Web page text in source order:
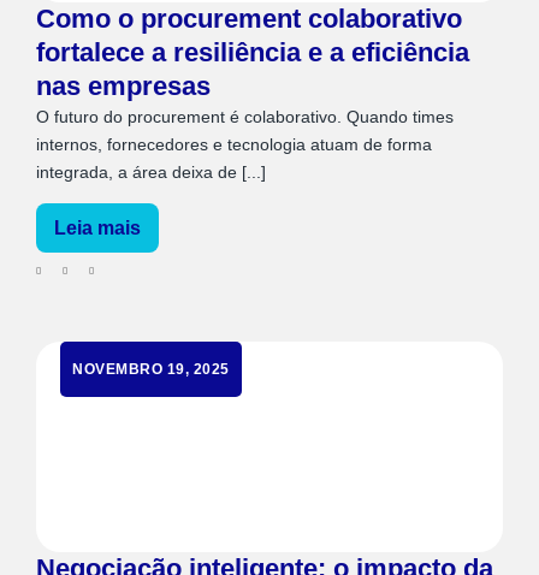
Como o procurement colaborativo
fortalece a resiliência e a eficiência
nas empresas
O futuro do procurement é colaborativo. Quando times
internos, fornecedores e tecnologia atuam de forma
integrada, a área deixa de [...]
Leia mais
NOVEMBRO 19, 2025
Negociação inteligente: o impacto da